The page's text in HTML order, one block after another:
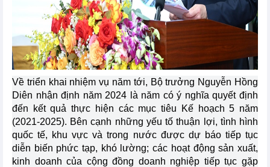
Về triển khai nhiệm vụ năm tới, Bộ trưởng Nguyễn Hồng
Diên nhận định năm 2024 là năm có ý nghĩa quyết định
đến kết quả thực hiện các mục tiêu Kế hoạch 5 năm
(2021-2025). Bên cạnh những yếu tố thuận lợi, tình hình
quốc tế, khu vực và trong nước được dự báo tiếp tục
diễn biến phức tạp, khó lường; các hoạt động sản xuất,
kinh doanh của cộng đồng doanh nghiệp tiếp tục gặp